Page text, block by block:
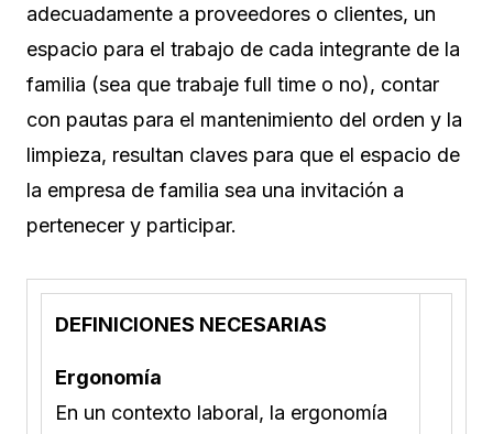
adecuadamente a proveedores o clientes, un
espacio para el trabajo de cada integrante de la
familia (sea que trabaje full time o no), contar
con pautas para el mantenimiento del orden y la
limpieza, resultan claves para que el espacio de
la empresa de familia sea una invitación a
pertenecer y participar.
DEFINICIONES NECESARIAS
Ergonomía
En un contexto laboral, la ergonomía